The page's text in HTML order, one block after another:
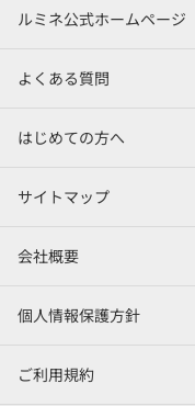
ルミネ公式ホームページ
よくある質問
はじめての方へ
サイトマップ
会社概要
個人情報保護方針
ご利用規約